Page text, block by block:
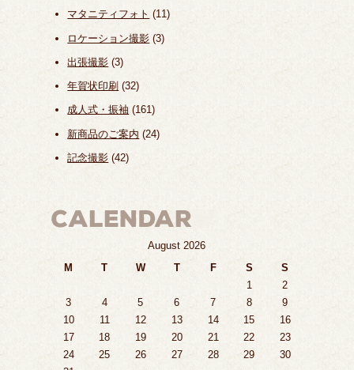
マタニティフォト (11)
ロケーション撮影 (3)
出張撮影 (3)
年賀状印刷 (32)
成人式・振袖 (161)
新商品のご案内 (24)
記念撮影 (42)
August 2026
M
T W T F S
S
1
2
3
4 5 6 7 8
9
10
11 12 13 14 15
16
17
18 19 20 21 22
23
24
25 26 27 28 29
30